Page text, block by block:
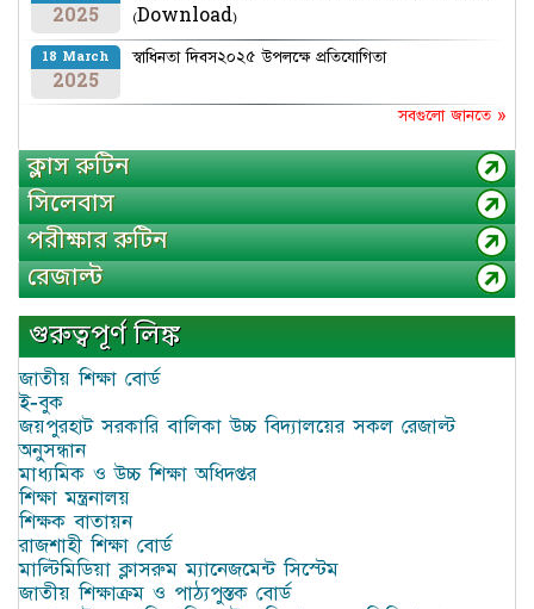
2025
(Download)
18 March
2025
স্বাধিনতা দিবস২০২৫ উপলক্ষে প্রতিযোগিতা
সবগুলো জানতে »
ক্লাস রুটিন
সিলেবাস
পরীক্ষার রুটিন
রেজাল্ট
গুরুত্বপূর্ণ লিঙ্ক
জাতীয় শিক্ষা বোর্ড
ই-বুক
জয়পুরহাট সরকারি বালিকা উচ্চ বিদ্যালয়ের সকল রেজাল্ট
অনুসন্ধান
মাধ্যমিক ও উচ্চ শিক্ষা অধিদপ্তর
শিক্ষা মন্ত্রনালয়
শিক্ষক বাতায়ন
রাজশাহী শিক্ষা বোর্ড
মাল্টিমিডিয়া ক্লাসরুম ম্যানেজমেন্ট সিস্টেম
জাতীয় শিক্ষাক্রম ও পাঠ্যপুস্তক বোর্ড